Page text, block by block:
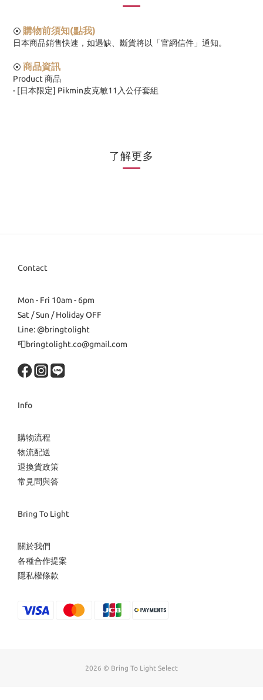
⦿ 購物前須知(點我)
日本商品銷售快速，如遇缺、斷貨將以「官網信件」通知。
⦿ 商品資訊
Product 商品
- [日本限定] Pikmin皮克敏11入公仔套組
了解更多
Contact
Mon - Fri 10am - 6pm
Sat / Sun / Holiday OFF
Line: @bringtolight
📮bringtolight.co@gmail.com
Info
購物流程
物流配送
退換貨政策
常見問與答
Bring To Light
關於我們
各種合作提案
隱私權條款
2026 © Bring To Light Select